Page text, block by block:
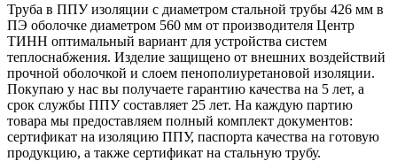
Труба в ППУ изоляции с диаметром стальной трубы 426 мм в
ПЭ оболочке диаметром 560 мм от производителя Центр
ТИНН оптимальный вариант для устройства систем
теплоснабжения. Изделие защищено от внешних воздействий
прочной оболочкой и слоем пенополиуретановой изоляции.
Покупаю у нас вы получаете гарантию качества на 5 лет, а
срок службы ППУ составляет 25 лет. На каждую партию
товара мы предоставляем полный комплект документов:
сертификат на изоляцию ППУ, паспорта качества на готовую
продукцию, а также сертификат на стальную трубу.